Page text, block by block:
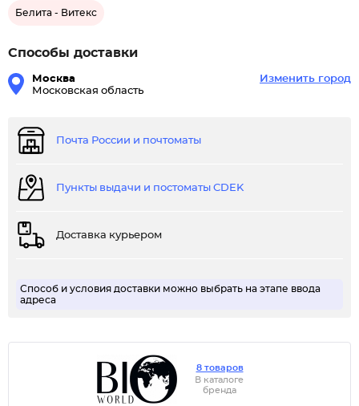
Белита - Витекс
Способы доставки
Москва
Московская область
Изменить город
Почта России и почтоматы
Пункты выдачи и постоматы CDEK
Доставка курьером
Способ и условия доставки можно выбрать на этапе ввода
адреса
8 товаров
В каталоге
бренда